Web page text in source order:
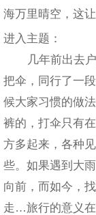
海万里晴空，这
进入主题：
几年前出去户
把伞，同行了一
候大家习惯的做
裤的，打伞只有
方多起来，各种
些。如果遇到大
向前，而如今，
走…旅行的意义